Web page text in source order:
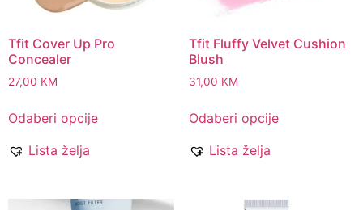
Tfit Cover Up Pro
Concealer
27,00 KM
Odaberi opcije
Lista želja
Tfit Fluffy Velvet Cushion
Blush
31,00 KM
Odaberi opcije
Lista želja